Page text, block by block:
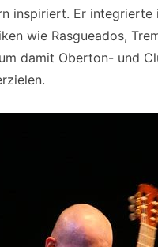
inspiriert. Er integrierte
wie Rasgueados,
damit Oberton- und